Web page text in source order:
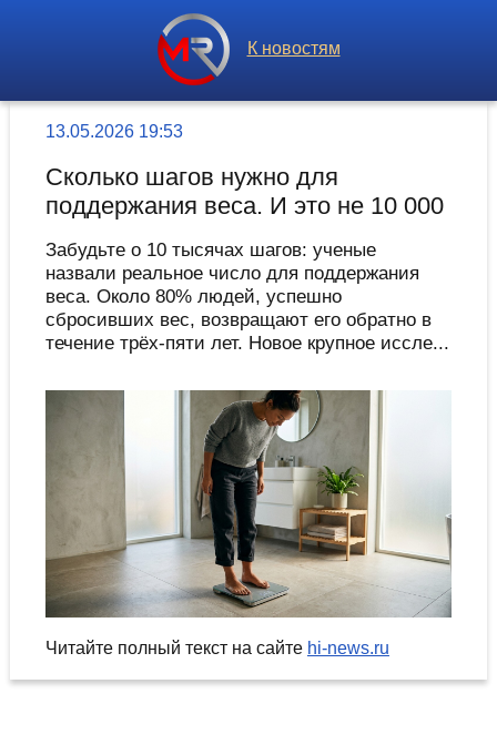
К новостям
13.05.2026 19:53
Сколько шагов нужно для
поддержания веса. И это не 10 000
Забудьте о 10 тысячах шагов: ученые
назвали реальное число для поддержания
веса. Около 80% людей, успешно
сбросивших вес, возвращают его обратно в
течение трёх-пяти лет. Новое крупное иссле...
Читайте полный текст на сайте hi-news.ru